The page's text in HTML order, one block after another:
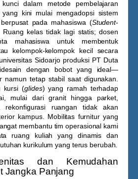
dalam metode pembelajaran
kini mulai mengadopsi sistem
pada mahasiswa (Student-
Ruang kelas tidak lagi statis; dosen
mahasiswa untuk membentuk
kelompok-kelompok kecil secara
Sidoarjoproduksi PT Duta
dengan bobot yang ideal—
namun tetap stabil saat digunakan.
kursi (glides) yang ramah terhadap
mulai dari granit hingga parket,
rekonfigurasi ruangan tidak akan
kampus. Mobilitas furnitur yang
membantu tim operasional kami
ruang kuliah yang dinamis dan
kurikulum yang terus berubah.
dan Kemudahan
Jangka Panjang